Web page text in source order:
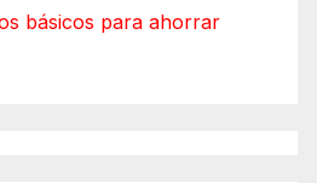
básicos para ahorrar